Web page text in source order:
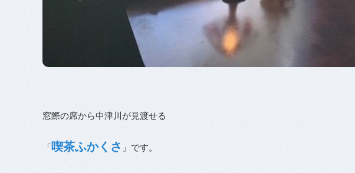
窓際の席から中津川が見渡せる
「喫茶ふかくさ 」です。